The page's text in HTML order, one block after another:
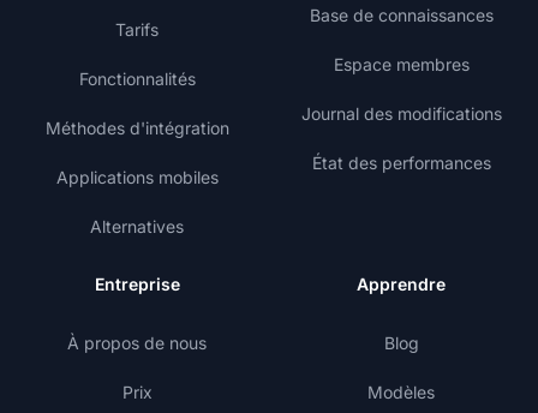
Tarifs
Fonctionnalités
Méthodes d'intégration
Applications mobiles
Alternatives
Base de connaissances
Espace membres
Journal des modifications
État des performances
Entreprise
À propos de nous
Prix
Apprendre
Blog
Modèles